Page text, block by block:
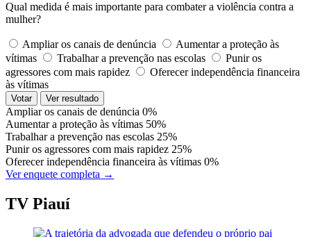
Qual medida é mais importante para combater a violência contra a
mulher?
Ampliar os canais de denúncia
Aumentar a proteção às
vítimas
Trabalhar a prevenção nas escolas
Punir os
agressores com mais rapidez
Oferecer independência financeira
às vítimas
Votar Ver resultado
Ampliar os canais de denúncia 0%
Aumentar a proteção às vítimas 50%
Trabalhar a prevenção nas escolas 25%
Punir os agressores com mais rapidez 25%
Oferecer independência financeira às vítimas 0%
Ver enquete completa →
TV Piauí